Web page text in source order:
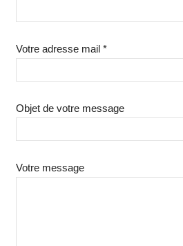
Votre adresse mail *
Objet de votre message
Votre message